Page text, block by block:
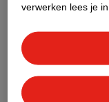
Neem contact op
bent, ongeacht de
Hoe weet je of je
Je komt er pas
je gestoken wordt.
verwerken lees je